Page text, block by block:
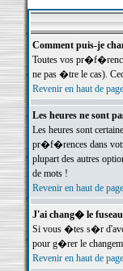
Comment puis-je
Toutes vos
ne pas �tre le cas).
Revenir en haut de page
Les heures ne sont
Les heures sont
pr�f�rences dans
plupart des autres
de mots !
Revenir en haut de page
J'ai chang� le
Si vous �tes s�r
pour g�rer le
Revenir en haut de page